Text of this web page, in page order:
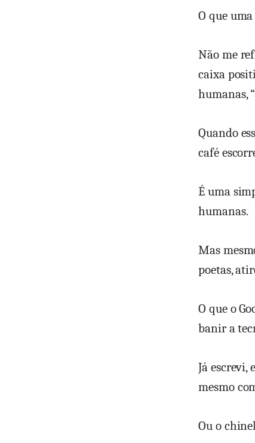
O que
Não me
caixa
humanas,
Quando
café
É uma
humanas.
Mas
poetas,
O que o
banir a
Já escrevi,
mesmo
Ou o